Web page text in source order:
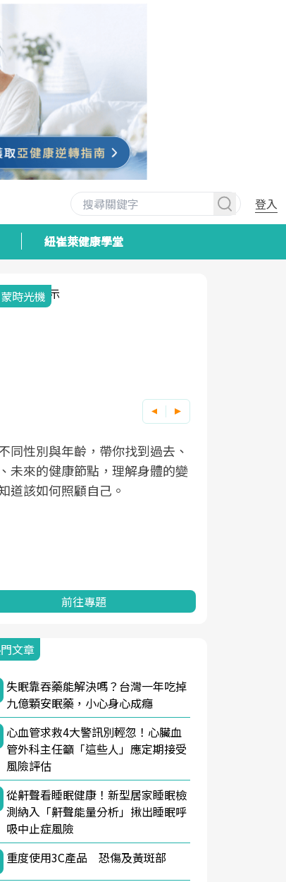
登入
紐崔萊健康學堂
時光機
同性別與年齡，帶你找到過去、
未來的健康節點，理解身體的變
道該如何照顧自己。
前往專題
文章
失眠靠吞藥能解決嗎？台灣一年吃掉
九億顆安眠藥，小心身心成癮
心血管求救4大警訊別輕忽！心臟血
管外科主任籲「這些人」應定期接受
風險評估
從鼾聲看睡眠健康！新型居家睡眠檢
測納入「鼾聲能量分析」揪出睡眠呼
吸中止症風險
重度使用3C產品 恐傷及黃斑部